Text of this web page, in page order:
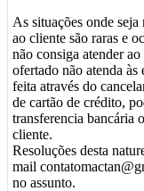
As situações onde
ao cliente são raras e
não consiga atender
ofertado não atenda
feita através do
de cartão de crédito,
transferencia bancária
cliente.
Resoluções desta
mail
no assunto.